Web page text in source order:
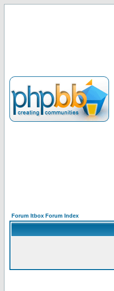
Forum Itbox Forum Index